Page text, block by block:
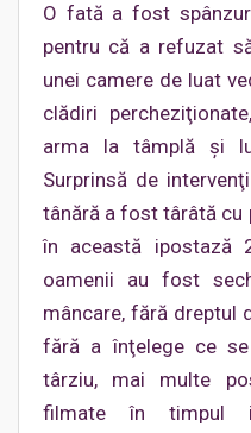
O fată a fost
pentru că a refuzat
unei camere de luat
clădiri
arma la tâmplă şi
Surprinsă de
tânără a fost târâtă cu
în această ipostază
oamenii au fost
mâncare, fără dreptul
fără a înţelege ce
târziu, mai multe
filmate în timpul